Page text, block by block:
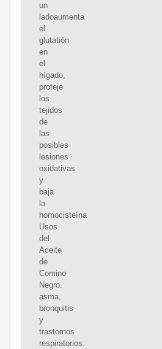
un
ladoaumenta
el
glutatión
en
el
hígado,
proteje
los
tejidos
de
las
posibles
lesiones
oxidativas
y
baja
la
homocisteína
Usos
del
Aceite
de
Comino
Negro.
asma,
bronquitis
y
trastornos
respiratorios.